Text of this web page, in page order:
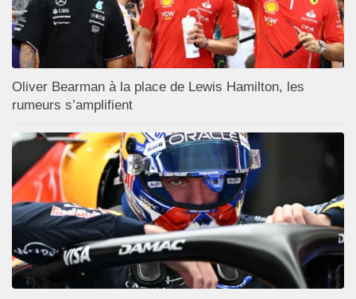
Oliver Bearman à la place de Lewis Hamilton, les
rumeurs s’amplifient